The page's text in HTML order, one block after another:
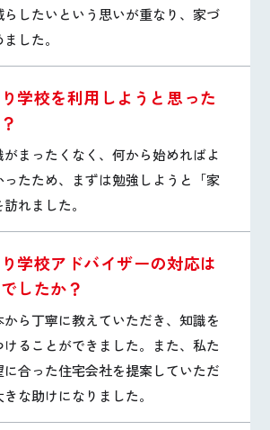
したいという思いが重なり、家づ
した。
学校を利用しようと思った
まったくなく、何から始めればよ
たため、まずは勉強しようと「家
れました。
学校アドバイザーの対応は
したか？
ら丁寧に教えていただき、知識を
けることができました。また、私た
合った住宅会社を提案していただ
な助けになりました。